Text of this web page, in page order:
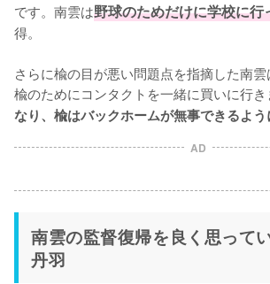
です。南雲は野球のためだけに学校に行
得。
さらに楡の目が悪い問題点を指摘した南
楡のためにコンタクトを一緒に買いに行き
なり、楡はバックホームが無事できるよう
AD
南雲の監督復帰を良く思って
丹羽